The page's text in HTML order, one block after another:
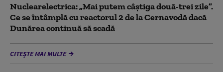
Nuclearelectrica: „Mai putem câștiga două-trei zile”.
Ce se întâmplă cu reactorul 2 de la Cernavodă dacă
Dunărea continuă să scadă
CITEȘTE MAI MULTE